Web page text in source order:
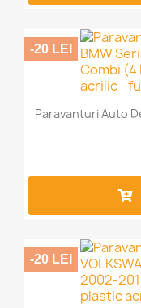
Paravanturi Auto
-20 LEI
-20 LEI